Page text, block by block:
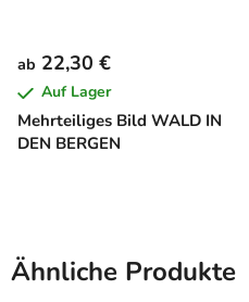
Mehrteiliges Bild WALD IN
DEN BERGEN
ab 22,30 €
Auf Lager
Ähnliche Produkte